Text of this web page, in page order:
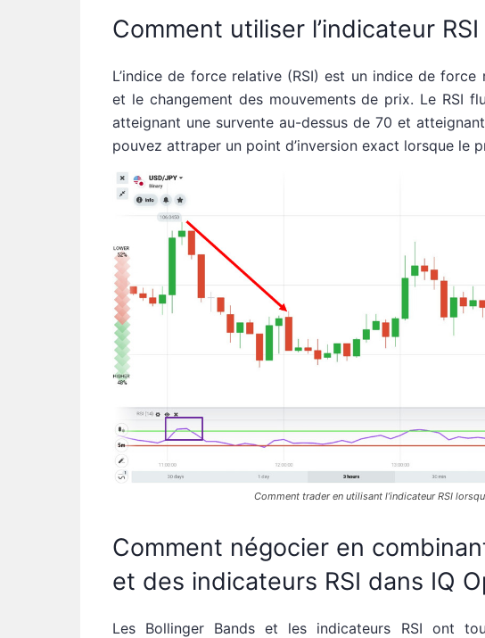
Comment utiliser l’indicateur
L’indice de force relative (RSI) est un indice de
et le changement des mouvements de prix. Le RSI
atteignant une survente au-dessus de 70 et
pouvez attraper un point d’inversion exact lorsque le
Comment trader en utilisant l’indicateur RSI
Comment négocier en
et des indicateurs RSI dans IQ
Les Bollinger Bands et les indicateurs RSI ont